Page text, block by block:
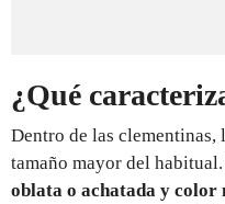
¿Qué
Dentro de las clementinas,
tamaño mayor del habitual.
oblata o achatada y color